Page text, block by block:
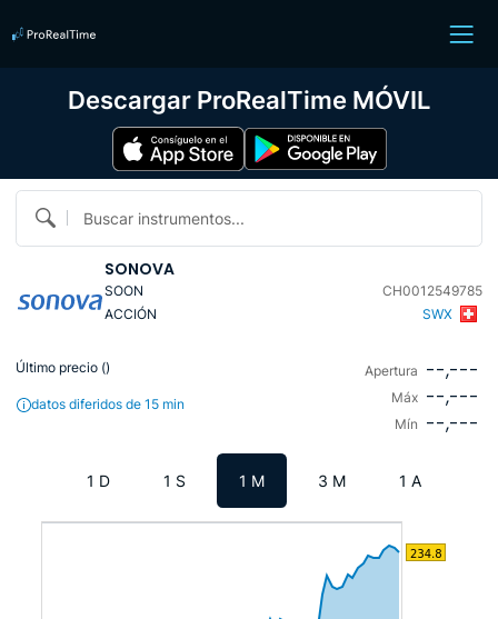
Buscar instrumentos...
SONOVA
SOON
CH0012549785
ACCIÓN
SWX
Último precio ()
datos diferidos de 15 min
Apertura --,---
Máx --,---
Mín --,---
1 D 1 S 1 M 3 M 1 A
Descargar ProRealTime MÓVIL